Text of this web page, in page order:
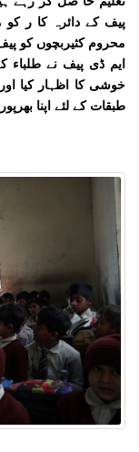
پیف کے دائرہ کا ر کو
محروم کثیربچوں کو
ایم ڈی پیف نے طلباء
خوشی کا اظہار کیا
طبقات کے لئے اپنا